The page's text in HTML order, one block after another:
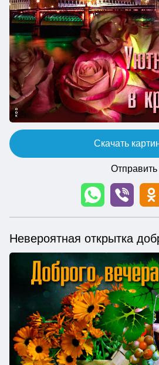
Скачать
Отправить
Невероятная открытка